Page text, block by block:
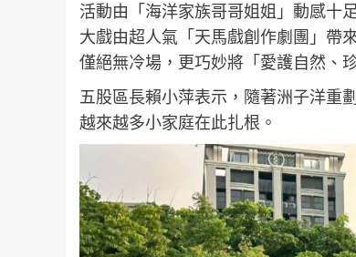
活動由「海洋家族哥哥姐姐」動感十
大戲由超人氣「天馬戲創作劇團」帶
僅絕無冷場，更巧妙將「愛護自然、
五股區長賴小萍表示，隨著洲子洋重
越來越多小家庭在此扎根。